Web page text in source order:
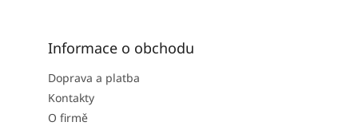
Informace o obchodu
Doprava a platba
Kontakty
O firmě